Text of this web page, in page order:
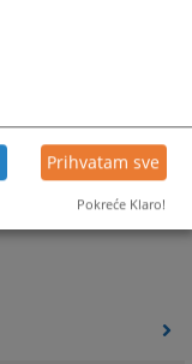
Prihvatam sve
Pokreće Klaro!